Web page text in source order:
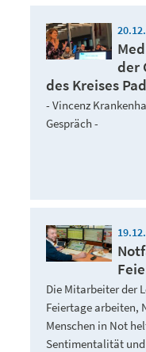
der
des Kreises
- Vincenz
Gespräch -
Die Mitarbeiter der
Feiertage arbeiten,
Menschen in Not
Sentimentalität